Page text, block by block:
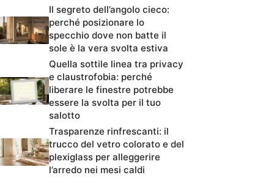
Il segreto dell’angolo cieco:
perché posizionare lo
specchio dove non batte il
sole è la vera svolta estiva
Quella sottile linea tra privacy
e claustrofobia: perché
liberare le finestre potrebbe
essere la svolta per il tuo
salotto
Trasparenze rinfrescanti: il
trucco del vetro colorato e del
plexiglass per alleggerire
l’arredo nei mesi caldi